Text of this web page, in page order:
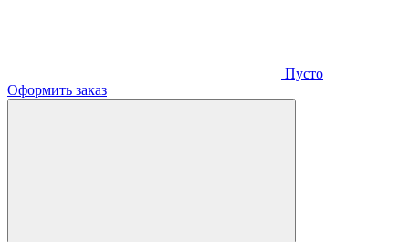
Пусто
Оформить заказ